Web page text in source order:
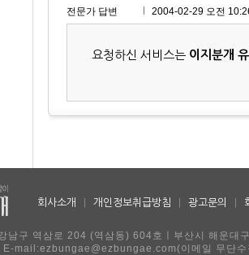
전문가 답변 2004-02-29 오전
요청하신 서비스는 이지분개
회사소개 개인정보취급방침 광고문의
남구 역삼로 204 (역삼동) 604호ㅣ부산시 해운
mail:ezbungae@ezbungae.com(이메일 무단수